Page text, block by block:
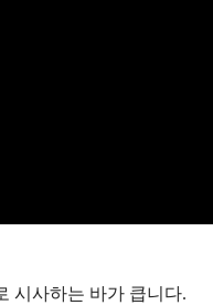
시사하는 바가 큽니다.